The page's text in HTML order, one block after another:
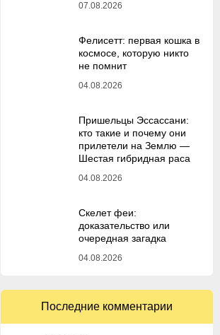
07.08.2026
Фелисетт: первая кошка в
космосе, которую никто
не помнит
04.08.2026
Пришельцы Эссассани:
кто такие и почему они
прилетели на Землю —
Шестая гибридная раса
04.08.2026
Скелет феи:
доказательство или
очередная загадка
04.08.2026
Последние комментарии